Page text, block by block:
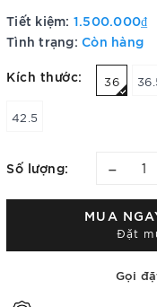
Tiết kiệm: 1.500.000₫
Tình trạng: Còn hàng
Kích thước: 36
42.5
Số lượng: –
MUA
Đặt
Gọi